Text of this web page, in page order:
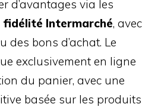
d’avantages via les
fidélité Intermarché, avec
des bons d’achat. Le
exclusivement en ligne
du panier, avec une
basée sur les produits